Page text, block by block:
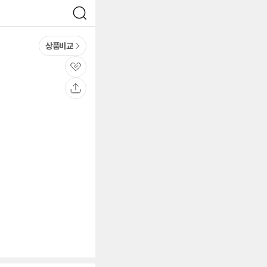
검
색
상품비교
관
심